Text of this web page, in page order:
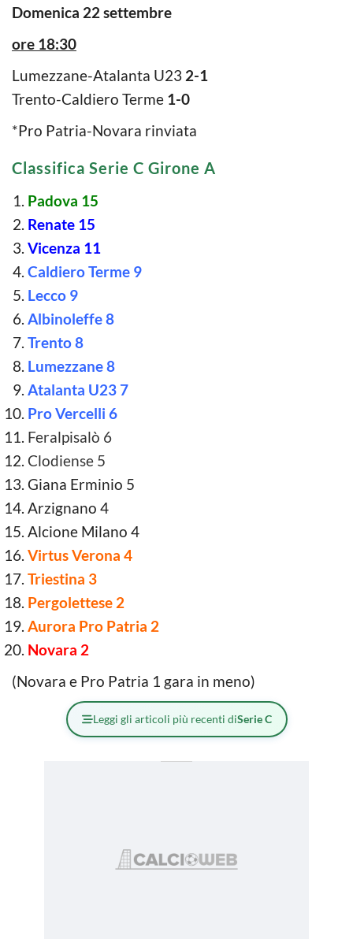
Domenica 22 settembre
ore 18:30
Lumezzane-Atalanta U23 2-1
Trento-Caldiero Terme 1-0
*Pro Patria-Novara rinviata
Classifica Serie C Girone A
Padova 15
Renate 15
Vicenza 11
Caldiero Terme 9
Lecco 9
Albinoleffe 8
Trento 8
Lumezzane 8
Atalanta U23 7
Pro Vercelli 6
Feralpisalò 6
Clodiense 5
Giana Erminio 5
Arzignano 4
Alcione Milano 4
Virtus Verona 4
Triestina 3
Pergolettese 2
Aurora Pro Patria 2
Novara 2
(Novara e Pro Patria 1 gara in meno)
Leggi gli articoli più recenti diSerie C